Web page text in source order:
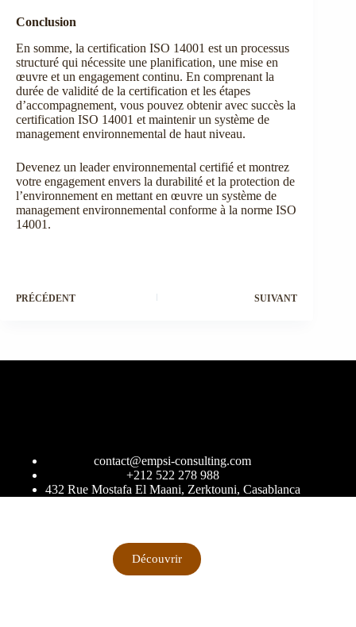
Conclusion
En somme, la certification ISO 14001 est un processus
structuré qui nécessite une planification, une mise en
œuvre et un engagement continu. En comprenant la
durée de validité de la certification et les étapes
d’accompagnement, vous pouvez obtenir avec succès la
certification ISO 14001 et maintenir un système de
management environnemental de haut niveau.
Devenez un leader environnemental certifié et montrez
votre engagement envers la durabilité et la protection de
l’environnement en mettant en œuvre un système de
management environnemental conforme à la norme ISO
14001.
PRÉCÉDENT SUIVANT
contact@empsi-consulting.com
+212 522 278 988
432 Rue Mostafa El Maani, Zerktouni, Casablanca
Découvrir